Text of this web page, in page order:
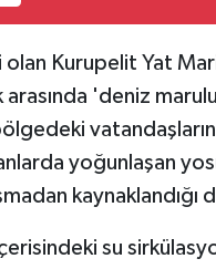
olan Kurupelit Yat
'deniz
yoğunlaşan
kaynaklandığı
su